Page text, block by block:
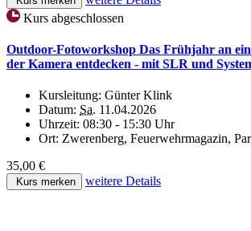
Kurs abgeschlossen
Outdoor-Fotoworkshop Das Frühjahr an
der Kamera entdecken - mit SLR und
Kursleitung: Günter Klink
Datum: Sa. 11.04.2026
Uhrzeit: 08:30 - 15:30 Uhr
Ort: Zwerenberg, Feuerwehrmagazin,
35,00 €
Kurs merken weitere Details